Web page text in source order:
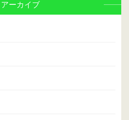
アーカイブ